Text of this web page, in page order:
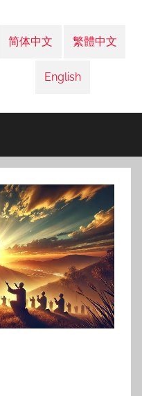
简体中文 繁體中文
English